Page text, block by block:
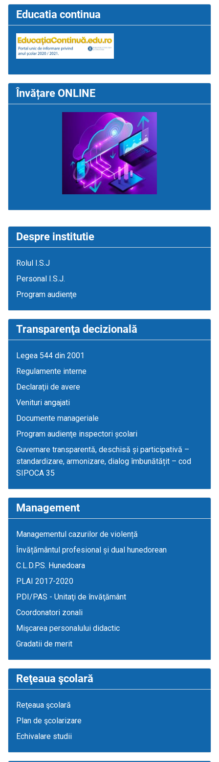
Despre institutie
Rolul I.S.J
Personal I.S.J.
Program audienţe
Transparenţa decizională
Legea 544 din 2001
Regulamente interne
Declaraţii de avere
Venituri angajati
Documente manageriale
Program audienţe inspectori școlari
Guvernare transparentă, deschisă și participativă –
standardizare, armonizare, dialog îmbunătățit – cod
SIPOCA 35
Management
Managementul cazurilor de violență
Învățământul profesional și dual hunedorean
C.L.D.P.S. Hunedoara
PLAI 2017-2020
PDI/PAS - Unitaţi de învăţământ
Coordonatori zonali
Mişcarea personalului didactic
Gradatii de merit
Reţeaua şcolară
Reţeaua şcolară
Plan de şcolarizare
Echivalare studii
Educatia continua
Învățare ONLINE